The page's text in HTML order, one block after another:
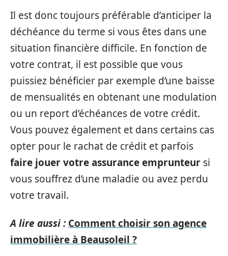
Il est donc toujours préférable d’anticiper la
déchéance du terme si vous êtes dans une
situation financière difficile. En fonction de
votre contrat, il est possible que vous
puissiez bénéficier par exemple d’une baisse
de mensualités en obtenant une modulation
ou un report d’échéances de votre crédit.
Vous pouvez également et dans certains cas
opter pour le rachat de crédit et parfois
faire jouer votre assurance emprunteur si
vous souffrez d’une maladie ou avez perdu
votre travail.
A lire aussi : Comment choisir son agence
immobilière à Beausoleil ?